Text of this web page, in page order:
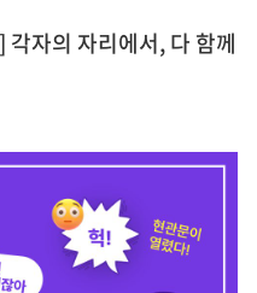
자의 자리에서, 다 함께